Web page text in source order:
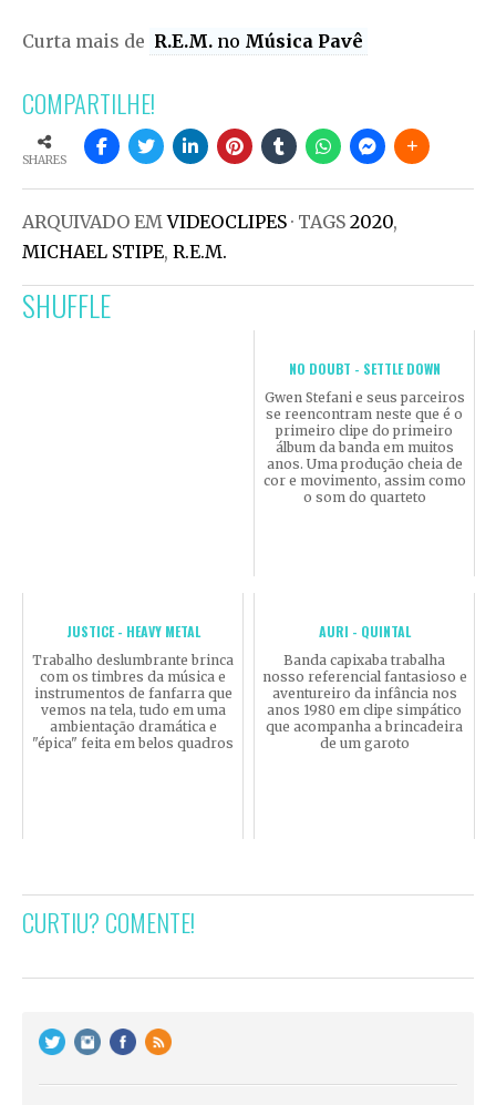
Curta mais de R.E.M. no Música Pavê
COMPARTILHE!
SHARES
ARQUIVADO EMVIDEOCLIPES · TAGS 2020,
MICHAEL STIPE, R.E.M.
SHUFFLE
NO DOUBT - SETTLE DOWN
Gwen Stefani e seus parceiros
se reencontram neste que é o
primeiro clipe do primeiro
álbum da banda em muitos
anos. Uma produção cheia de
cor e movimento, assim como
o som do quarteto
JUSTICE - HEAVY METAL
Trabalho deslumbrante brinca
com os timbres da música e
instrumentos de fanfarra que
vemos na tela, tudo em uma
ambientação dramática e
"épica" feita em belos quadros
AURI - QUINTAL
Banda capixaba trabalha
nosso referencial fantasioso e
aventureiro da infância nos
anos 1980 em clipe simpático
que acompanha a brincadeira
de um garoto
CURTIU? COMENTE!